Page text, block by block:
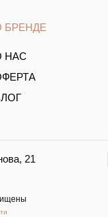
БРЕНДЕ
НАС
21